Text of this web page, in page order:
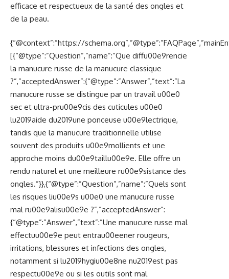
efficace et respectueux de la santé des ongles et
de la peau.
{“@context”:”https://
[{“@type”:”Question”,”name”:”Que diffu00e9rencie
la manucure russe de la manucure classique
?”,”acceptedAnswer”:{“@type”:”Answer”,”text”:”La
manucure russe se distingue par un travail u00e0
sec et ultra-pru00e9cis des cuticules u00e0
lu2019aide du2019une ponceuse u00e9lectrique,
tandis que la manucure traditionnelle utilise
souvent des produits u00e9mollients et une
approche moins du00e9taillu00e9e. Elle offre un
rendu naturel et une meilleure ru00e9sistance des
ongles.”}},{“@type”:”Question”,”name”:”Quels sont
les risques liu00e9s u00e0 une manucure russe
mal ru00e9alisu00e9e ?”,”acceptedAnswer”:
{“@type”:”Answer”,”text”:”Une manucure russe mal
effectuu00e9e peut entrau00eener rougeurs,
irritations, blessures et infections des ongles,
notamment si lu2019hygiu00e8ne nu2019est pas
respectu00e9e ou si les outils sont mal